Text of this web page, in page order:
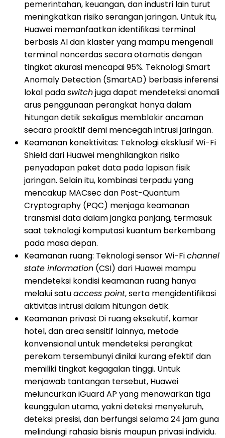
pemerintahan, keuangan, dan industri lain turut
meningkatkan risiko serangan jaringan. Untuk itu,
Huawei memanfaatkan identifikasi terminal
berbasis AI dan klaster yang mampu mengenali
terminal noncerdas secara otomatis dengan
tingkat akurasi mencapai 95%. Teknologi Smart
Anomaly Detection (SmartAD) berbasis inferensi
lokal padaswitchjuga dapat mendeteksi anomali
arus penggunaan perangkat hanya dalam
hitungan detik sekaligus memblokir ancaman
secara proaktif demi mencegah intrusi jaringan.
Keamanan konektivitas: Teknologi eksklusif Wi-Fi
Shield dari Huawei menghilangkan risiko
penyadapan paket data pada lapisan fisik
jaringan. Selain itu, kombinasi terpadu yang
mencakup MACsec dan Post-Quantum
Cryptography (PQC) menjaga keamanan
transmisi data dalam jangka panjang, termasuk
saat teknologi komputasi kuantum berkembang
pada masa depan.
Keamanan ruang: Teknologi sensor Wi-Fichannel
state information (CSI) dari Huawei mampu
mendeteksi kondisi keamanan ruang hanya
melalui satuaccess point, serta mengidentifikasi
aktivitas intrusi dalam hitungan detik.
Keamanan privasi: Di ruang eksekutif, kamar
hotel, dan area sensitif lainnya, metode
konvensional untuk mendeteksi perangkat
perekam tersembunyi dinilai kurang efektif dan
memiliki tingkat kegagalan tinggi. Untuk
menjawab tantangan tersebut, Huawei
meluncurkan iGuard AP yang menawarkan tiga
keunggulan utama, yakni deteksi menyeluruh,
deteksi presisi, dan berfungsi selama 24 jam guna
melindungi rahasia bisnis maupun privasi individu.